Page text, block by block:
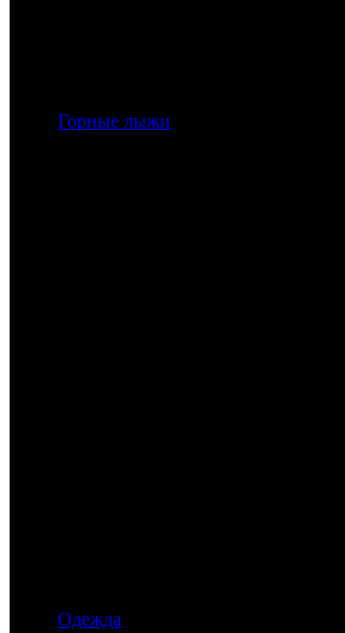
Горные лыжи
Одежда